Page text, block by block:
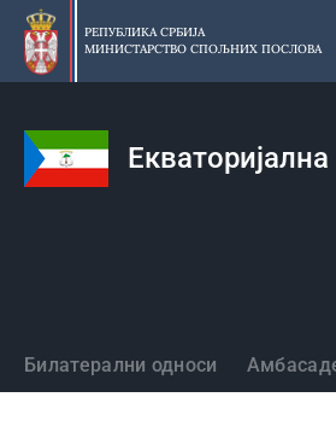
Прескочи
главни
део
РЕПУБЛИКА СРБИЈА
МИНИСТАРСТВО СПОЉНИХ ПОСЛОВА
Екваторијална
Државе
Билатерални односи